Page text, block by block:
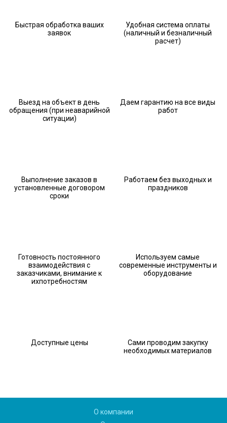
Быстрая обработка ваших
заявок
Удобная система оплаты
(наличный и безналичный
расчет)
Выезд на объект в день
обращения (при неаварийной
ситуации)
Даем гарантию на все виды
работ
Выполнение заказов в
установленные договором
сроки
Работаем без выходных и
праздников
Готовность постоянного
взаимодействия с
заказчиками, внимание к
ихпотребностям
Используем самые
современные инструменты и
оборудование
Доступные цены
Сами проводим закупку
необходимых материалов
О компании